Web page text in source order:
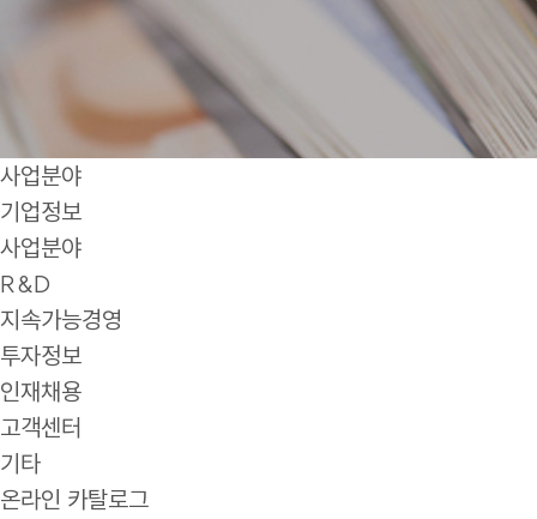
사업분야
기업정보
사업분야
R&D
지속가능경영
투자정보
인재채용
고객센터
기타
온라인 카탈로그